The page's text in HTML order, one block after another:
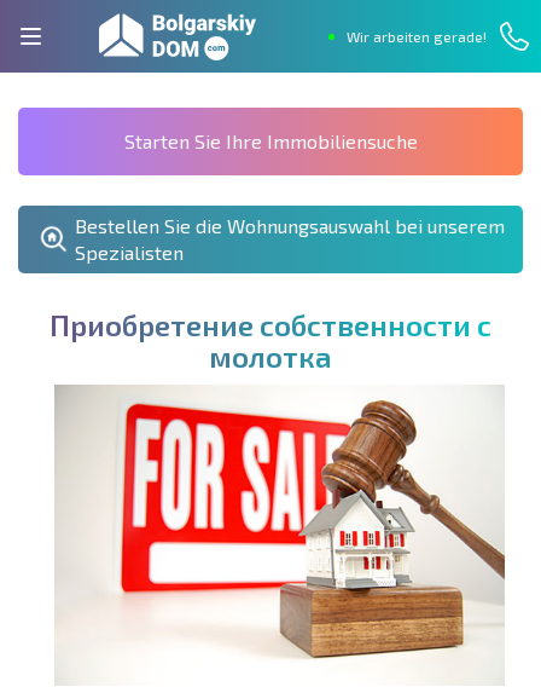
Wir arbeiten gerade!
Starten Sie Ihre Immobiliensuche
Bestellen Sie die Wohnungsauswahl bei unserem
Spezialisten
Приобретение собственности с
молотка